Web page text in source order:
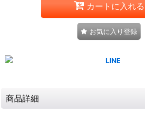
カートに入れる
お気に入り登録
商品詳細